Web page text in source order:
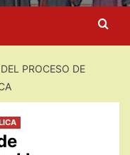
PROCESO DE